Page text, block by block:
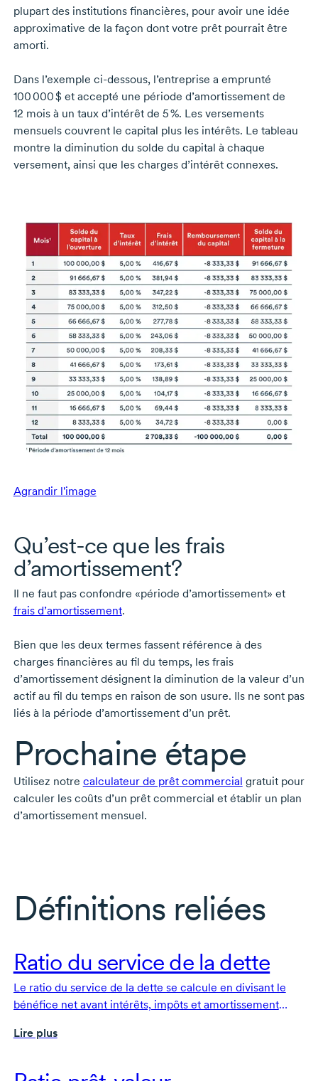
plupart des institutions financières, pour avoir une idée
approximative de la façon dont votre prêt pourrait être
amorti.
Dans l’exemple ci-dessous,l’entreprise a emprunté
100 000 $ et accepté une période d’amortissement de
12 moisà un taux d’intérêt de 5 %. Les versements
mensuels couvrent le capital plus les intérêts. Le tableau
montre la diminution du solde du capital à chaque
versement, ainsi que les charges d’intérêt connexes.
Agrandir l'image
Qu’est-ce que les frais
d’amortissement?
Il ne faut pas confondre «période d’amortissement» et
frais d’amortissement.
Bien que les deux termes fassent référence à des
charges financières au fil du temps, les frais
d’amortissement désignent la diminution de la valeur d’un
actif au fil du temps en raison de son usure. Ils ne sont pas
liés à la période d’amortissement d’un prêt.
Prochaine étape
Utilisez notre calculateur de prêt commercial gratuit pour
calculer les coûts d’un prêt commercial et établir un plan
d’amortissement mensuel.
Définitions reliées
Ratio du service de la dette
Le ratio du service de la dette se calcule en divisant le
bénéfice net avant intérêts, impôts et amortissement
santé financière d’une entreprise et sa capacité
Lire plus